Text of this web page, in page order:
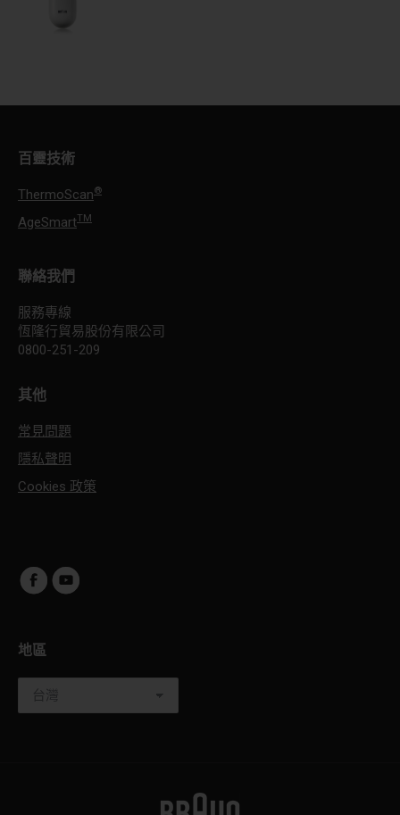
百靈技術
ThermoScan®
AgeSmartTM
聯絡我們
服務專線
恆隆行貿易股份有限公司
0800-251-209
其他
常見問題
隱私聲明
Cookies 政策
地區